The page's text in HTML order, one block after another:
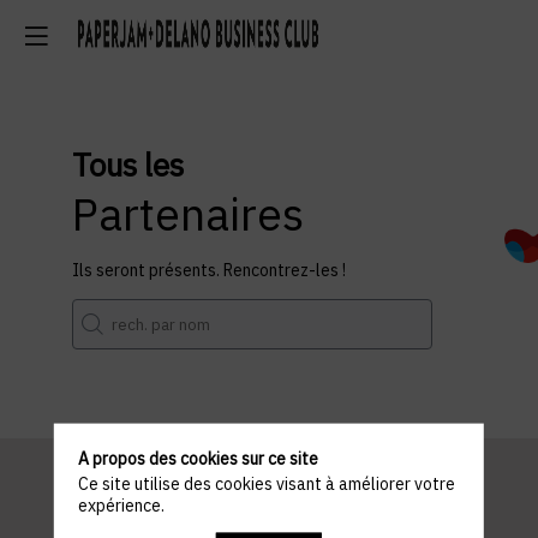
Tous les
Partenaires
Ils seront présents. Rencontrez-les !
A propos des cookies sur ce site
Ce site utilise des cookies visant à améliorer votre
expérience.